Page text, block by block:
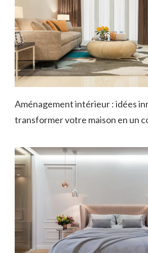
Aménagement intérieur : idées
transformer votre maison en un